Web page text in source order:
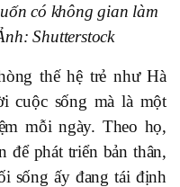
có không gian làm
Shutterstock
thế hệ trẻ như Hà
cuộc sống mà là một
mỗi ngày. Theo họ,
để phát triển bản thân,
sống ấy đang tái định